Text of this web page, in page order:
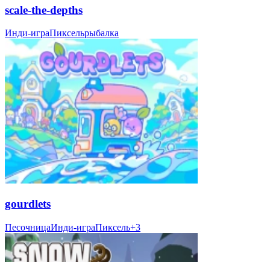
scale-the-depths
Инди-играПиксельрыбалка
gourdlets
ПесочницаИнди-играПиксель+3